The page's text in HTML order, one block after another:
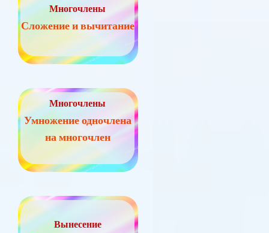
Многочлены
Сложение и вычитание
Многочлены
Умножение одночлена
на многочлен
Вынесение